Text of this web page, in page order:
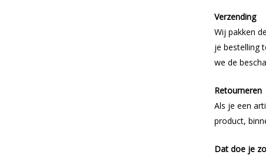
Verzending
Wij pakken
je bestelling
we de
Retourneren
Als je een
product,
Dat doe je